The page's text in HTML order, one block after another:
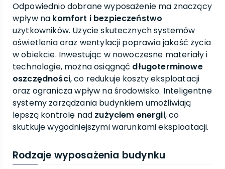
Odpowiednio dobrane wyposażenie ma znaczący
wpływ na komfort i bezpieczeństwo
użytkowników. Użycie skutecznych systemów
oświetlenia oraz wentylacji poprawia jakość życia
w obiekcie. Inwestując w nowoczesne materiały i
technologie, można osiągnąć długoterminowe
oszczędności, co redukuje koszty eksploatacji
oraz ogranicza wpływ na środowisko. Inteligentne
systemy zarządzania budynkiem umożliwiają
lepszą kontrolę nad zużyciem energii, co
skutkuje wygodniejszymi warunkami eksploatacji.
Rodzaje wyposażenia budynku